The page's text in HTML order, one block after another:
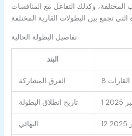
المختلفة، وكذلك التفاعل مع المنافسات
تفاصيل البطولة الحالية
البند
الفرق المشاركة
تاريخ انطلاق البطولة
النهائي